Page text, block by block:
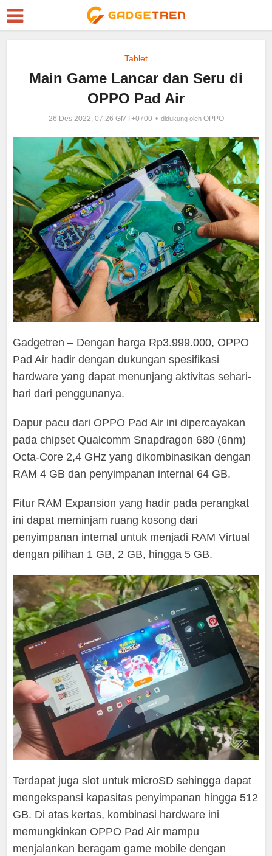
Tablet
Main Game Lancar dan Seru di
OPPO Pad Air
26 Des 2022, 07:26 GMT+0700 didukung oleh OPPO
Gadgetren – Dengan harga Rp3.999.000, OPPO
Pad Air hadir dengan dukungan spesifikasi
hardware yang dapat menunjang aktivitas sehari-
hari dari penggunanya.
Dapur pacu dari OPPO Pad Air ini dipercayakan
pada chipset Qualcomm Snapdragon 680 (6nm)
Octa-Core 2,4 GHz yang dikombinasikan dengan
RAM 4 GB dan penyimpanan internal 64 GB.
Fitur RAM Expansion yang hadir pada perangkat
ini dapat meminjam ruang kosong dari
penyimpanan internal untuk menjadi RAM Virtual
dengan pilihan 1 GB, 2 GB, hingga 5 GB.
Terdapat juga slot untuk microSD sehingga dapat
mengekspansi kapasitas penyimpanan hingga 512
GB. Di atas kertas, kombinasi hardware ini
memungkinkan OPPO Pad Air mampu
menjalankan beragam game mobile dengan